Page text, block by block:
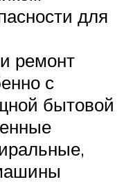
для
ремонт
с
бытовой